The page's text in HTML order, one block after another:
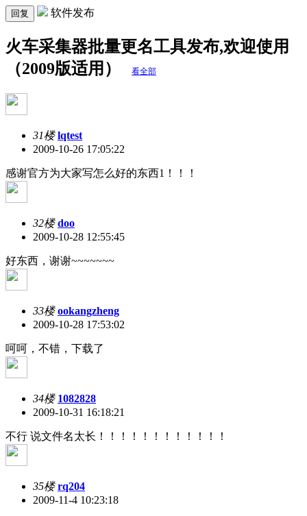
回复 软件发布
火车采集器批量更名工具发布,欢迎使用
（2009版适用）
看全部
31楼 lqtest
2009-10-26 17:05:22
感谢官方为大家写怎么好的东西1！！！
32楼 doo
2009-10-28 12:55:45
好东西，谢谢~~~~~~~
33楼 ookangzheng
2009-10-28 17:53:02
呵呵，不错，下载了
34楼 1082828
2009-10-31 16:18:21
不行 说文件名太长！！！！！！！！！！！！
35楼 rq204
2009-11-4 10:23:18